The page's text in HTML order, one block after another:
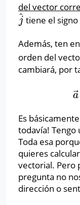
del vector
j
^
j^ tiene el
Además, ten
orden del
cambiará, por
a
a
Es
todavía!
Toda esa
quieres
vectorial. Pero
pregunta no
dirección o